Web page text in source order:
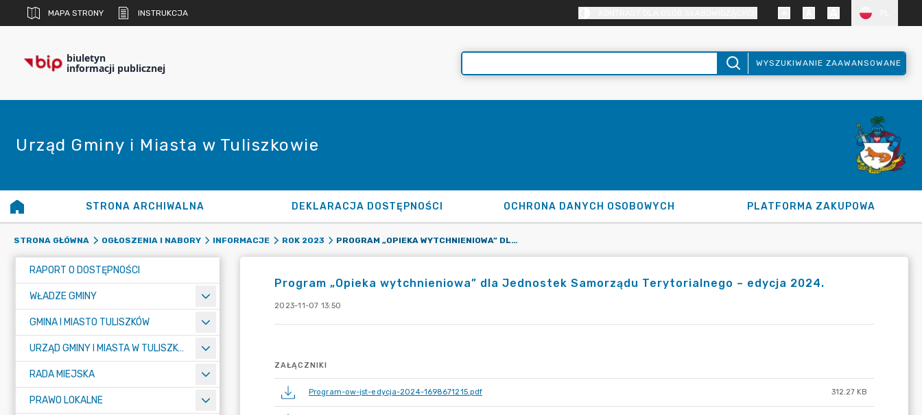
MAPA STRONY INSTRUKCJA
biuletyn
informacji publicznej WYSZUKIWANIE ZAAWANSOWANE
Urząd Gminy i Miasta w Tuliszkowie
STRONA ARCHIWALNA DEKLARACJA DOSTĘPNOŚCI OCHRONA DANYCH OSOBOWYCH PLATFORMA ZAKUPOWA
STRONA GŁÓWNA OGŁOSZENIA I NABORY INFORMACJE ROK 2023 PROGRAM „OPIEKA WYTCHNIENIOWA” DLA JEDNOSTEK SAMORZĄDU TERYTORIALNEGO – EDYCJA 2024.
RAPORT O DOSTĘPNOŚCI
WŁADZE GMINY
GMINA I MIASTO TULISZKÓW
URZĄD GMINY I MIASTA W TULISZKOWIE
RADA MIEJSKA
PRAWO LOKALNE
Program „Opieka wytchnieniowa” dla Jednostek Samorządu Terytorialnego – edycja 2024.
2023-11-07 13:50
ZAŁĄCZNIKI
Program-ow-jst-edycja-2024-1698671215.pdf 312.27 KB